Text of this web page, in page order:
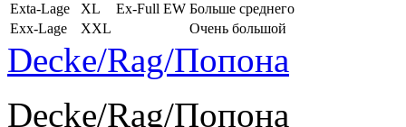
Exta-Lage
XL Ex-Full EW Больше среднего
Exx-Lage
XXL Очень большой
Decke/Rag/Попона
Decke/Rag/Попона